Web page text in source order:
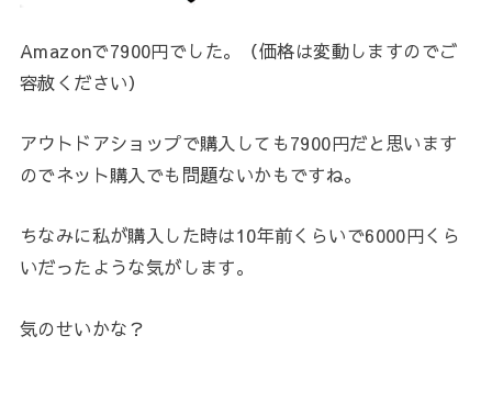
Amazonで7900円でした。（価格は変動しますのでご
容赦ください）
アウトドアショップで購入しても7900円だと思います
のでネット購入でも問題ないかもですね。
ちなみに私が購入した時は10年前くらいで6000円くら
いだったような気がします。
気のせいかな？